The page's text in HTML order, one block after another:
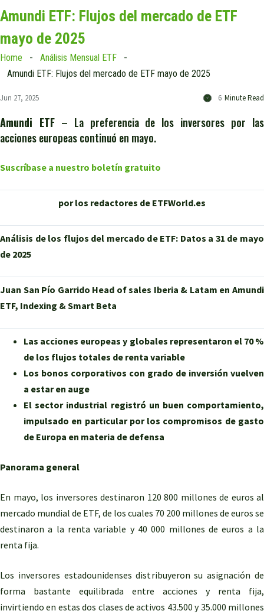
Amundi ETF: Flujos del mercado de ETF
mayo de 2025
Home
Análisis Mensual ETF
Amundi ETF: Flujos del mercado de ETF mayo de 2025
Jun 27, 2025 6 Minute Read
Amundi ETF– La preferencia de los inversores por las
acciones europeas continuó en mayo.
Suscríbase a nuestro boletín gratuito
por los redactores de ETFWorld.es
Análisis de los flujos del mercado de ETF: Datos a 31 de mayo
de 2025
Juan San Pío Garrido Head of sales Iberia & Latam en Amundi
ETF, Indexing & Smart Beta
Las acciones europeas y globales representaron el 70 %
de los flujos totales de renta variable
Los bonos corporativos con grado de inversión vuelven
a estar en auge
El sector industrial registró un buen comportamiento,
impulsado en particular por los compromisos de gasto
de Europa en materia de defensa
Panorama general
En mayo, los inversores destinaron 120 800 millones de euros al
mercado mundial de ETF, de los cuales 70 200 millones de euros se
destinaron a la renta variable y 40 000 millones de euros a la
renta fija.
Los inversores estadounidenses distribuyeron su asignación de
forma bastante equilibrada entre acciones y renta fija,
invirtiendo en estas dos clases de activos 43.500 y 35.000 millones